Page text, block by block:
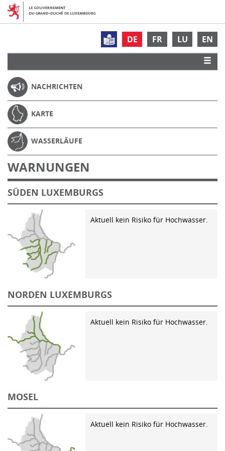
DE FR LU EN
NACHRICHTEN
KARTE
WASSERLÄUFE
WARNUNGEN
SÜDEN LUXEMBURGS
Aktuell kein Risiko für Hochwasser.
NORDEN LUXEMBURGS
Aktuell kein Risiko für Hochwasser.
MOSEL
Aktuell kein Risiko für Hochwasser.